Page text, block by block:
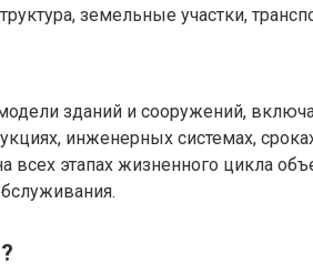
земельные участки,
зданий и сооружений,
инженерных системах,
всех этапах жизненного цикла